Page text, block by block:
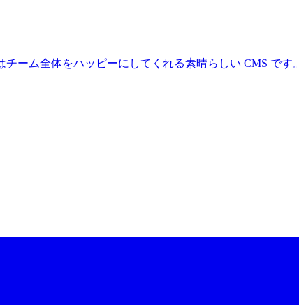
ーム全体をハッピーにしてくれる素晴らしい CMS です。